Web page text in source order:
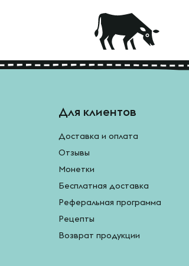
Для клиентов
Доставка и оплата
Отзывы
Монетки
Бесплатная доставка
Реферальная программа
Рецепты
Возврат продукции